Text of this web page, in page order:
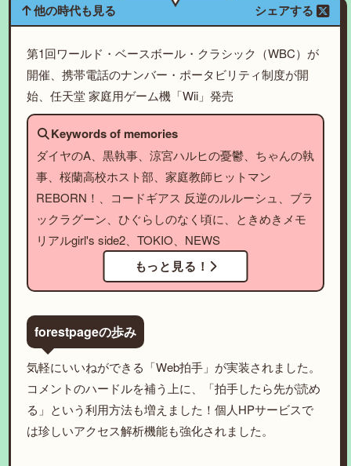
他の時代も見る シェアする
第1回ワールド・ベースボール・クラシック（WBC）が
開催、携帯電話のナンバー・ポータビリティ制度が開
始、任天堂 家庭用ゲーム機「Wii」発売
Keywords of memories
ダイヤのA、黒執事、涼宮ハルヒの憂鬱、ちゃんの執
事、桜蘭高校ホスト部、家庭教師ヒットマン
REBORN！、コードギアス 反逆のルルーシュ、ブラ
ックラグーン、ひぐらしのなく頃に、ときめきメモ
リアルgirl's side2、TOKIO、NEWS
もっと見る！
forestpageの歩み
気軽にいいねができる「Web拍手」が実装されました。
コメントのハードルを補う上に、「拍手したら先が読め
る」という利用方法も増えました！個人HPサービスで
は珍しいアクセス解析機能も強化されました。